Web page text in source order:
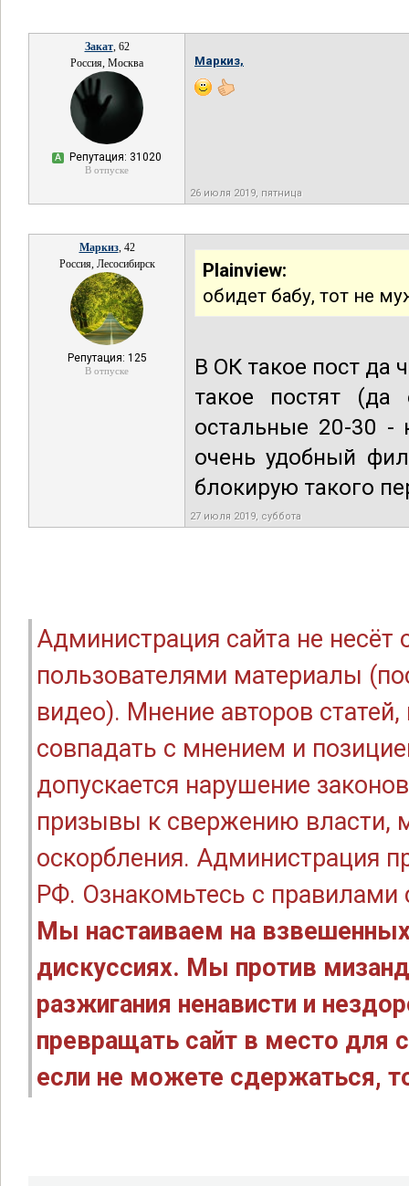
Закат, 62
Россия, Москва
А Репутация: 31020
В отпуске
Маркиз,
26 июля 2019, пятница
Маркиз, 42
Россия, Лесосибирск
Репутация: 125
В отпуске
Plainview:
обидет бабу, тот не
В ОК такое пост да
такое постят (да
остальные 20-30 -
очень удобный
блокирую такого
27 июля 2019, суббота
Администрация сайта не
пользователями материалы
видео). Мнение авторов
совпадать с мнением и
допускается нарушение
призывы к свержению власти,
оскорбления. Администрация
РФ. Ознакомьтесь с правилами
Мы настаиваем на
дискуссиях. Мы против
разжигания ненависти и
превращать сайт в место для
если не можете сдержаться,